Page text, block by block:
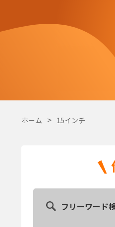
ホーム 15インチ
フリーワード